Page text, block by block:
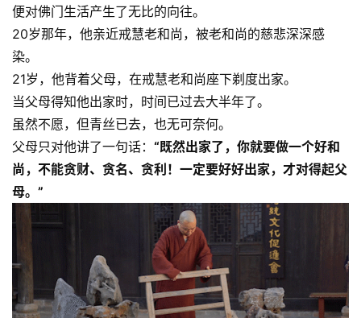
僧
访
谈
心
乐
菩
提
专
题
慈
便对佛门生活产生了无比的向往。
20岁那年，他亲近戒慧老和尚，被老和尚的慈悲深深感
染。
21岁，他背着父母，在戒慧老和尚座下剃度出家。
当父母得知他出家时，时间已过去大半年了。
虽然不愿，但青丝已去，也无可奈何。
父母只对他讲了一句话： “既然出家了，你就要做一个好和
尚，不能贪财、贪名、贪利！一定要好好出家，才对得起父
母。”